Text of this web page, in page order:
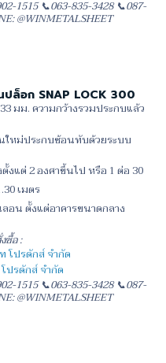
1515 📞063-835-3428 📞087-
@WINMETALSHEET
ล็อก SNAP LOCK 300
มม. ความกว้างรวมประกบแล้ว
ใหม่ประกบซ้อนทับด้วยระบบ
งแต่ 2 องศาขึ้นไป หรือ 1 ต่อ 30
เมตร
อน ตั้งแต่อาคารขนาดกลาง
ซื้อ :
โปรดักส์ จำกัด
ปรดักส์ จำกัด
1515 📞063-835-3428 📞087-
@WINMETALSHEET